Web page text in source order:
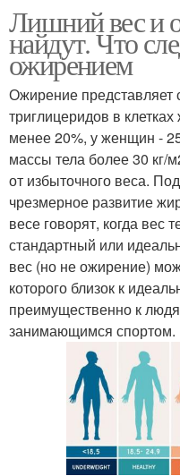
Лишний вес и
найдут. Что
ожирением
Ожирение представляет
триглицеридов в
менее 20%, у женщин -
массы тела более 30 кг/
от избыточного веса.
чрезмерное развитие
весе говорят, когда вес
стандартный или
вес (но не ожирение)
которого близок к
преимущественно к
занимающимся спортом.